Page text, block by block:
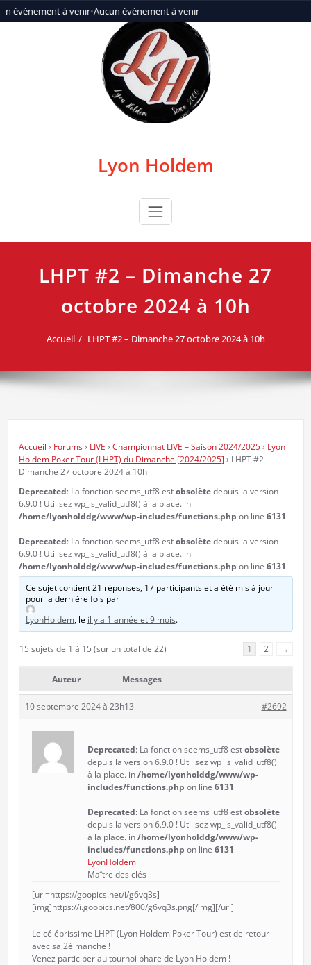
événement à venir•Aucun événement à venir
Aller
au
Lyon Holdem
LHPT #2 – Dimanche 27
octobre 2024 à 10h
Accueil LHPT #2 – Dimanche 27 octobre 2024 à 10h
Accueil › Forums › LIVE › Championnat LIVE – Saison 2024/2025 › Lyon
Holdem Poker Tour (LHPT) du Dimanche [2024/2025] › LHPT #2 –
Dimanche 27 octobre 2024 à 10h
Deprecated: La fonction seems_utf8 estobsolètedepuis la version
6.9.0 ! Utilisez wp_is_valid_utf8() à la place. in
/home/lyonholddg/www/wp-includes/functions.php on line 6131
Deprecated: La fonction seems_utf8 estobsolètedepuis la version
6.9.0 ! Utilisez wp_is_valid_utf8() à la place. in
/home/lyonholddg/www/wp-includes/functions.php on line 6131
Ce sujet contient 21 réponses, 17 participants et a été mis à jour
pour la dernière fois par
LyonHoldem, le il y a 1 année et 9 mois.
15 sujets de 1 à 15 (sur un total de 22) 1 2 →
Auteur Messages
10 septembre 2024 à 23h13 #2692
Deprecated: La fonction seems_utf8 estobsolète
depuis la version 6.9.0 ! Utilisez wp_is_valid_utf8()
à la place. in/home/lyonholddg/www/wp-
includes/functions.php on line 6131
Deprecated: La fonction seems_utf8 estobsolète
depuis la version 6.9.0 ! Utilisez wp_is_valid_utf8()
à la place. in/home/lyonholddg/www/wp-
includes/functions.php on line 6131
LyonHoldem
Maître des clés
[url=https://goopics.net/i/g6vq3s]
[img]https://i.goopics.net/800/g6vq3s.png[/img][/url]
Le célébrissime LHPT (Lyon Holdem Poker Tour) est de retour
avec sa 2è manche !
Venez participer au tournoi phare de Lyon Holdem !